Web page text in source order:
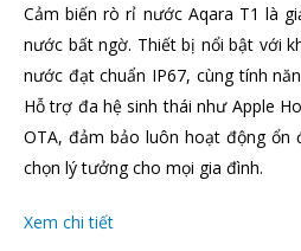
Cảm biến rò rỉ nước Aqara T1 là
nước bất ngờ. Thiết bị nổi bật với
nước đạt chuẩn IP67, cùng tính
Hỗ trợ đa hệ sinh thái như Apple
OTA, đảm bảo luôn hoạt động ổn
chọn lý tưởng cho mọi gia đình.
Xem chi tiết